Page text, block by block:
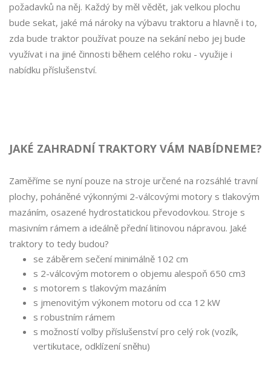
požadavků na něj. Každý by měl vědět, jak velkou plochu
bude sekat, jaké má nároky na výbavu traktoru a hlavně i to,
zda bude traktor používat pouze na sekání nebo jej bude
využívat i na jiné činnosti během celého roku - využije i
nabídku příslušenství.
JAKÉ ZAHRADNÍ TRAKTORY VÁM NABÍDNEME?
Zaměříme se nyní pouze na stroje určené na rozsáhlé travní
plochy, poháněné výkonnými 2-válcovými motory s tlakovým
mazáním, osazené hydrostatickou převodovkou. Stroje s
masivním rámem a ideálně přední litinovou nápravou. Jaké
traktory to tedy budou?
se záběrem sečení minimálně 102 cm
s 2-válcovým motorem o objemu alespoň 650 cm3
s motorem s tlakovým mazáním
s jmenovitým výkonem motoru od cca 12 kW
s robustním rámem
s možností volby příslušenství pro celý rok (vozík,
vertikutace, odklízení sněhu)